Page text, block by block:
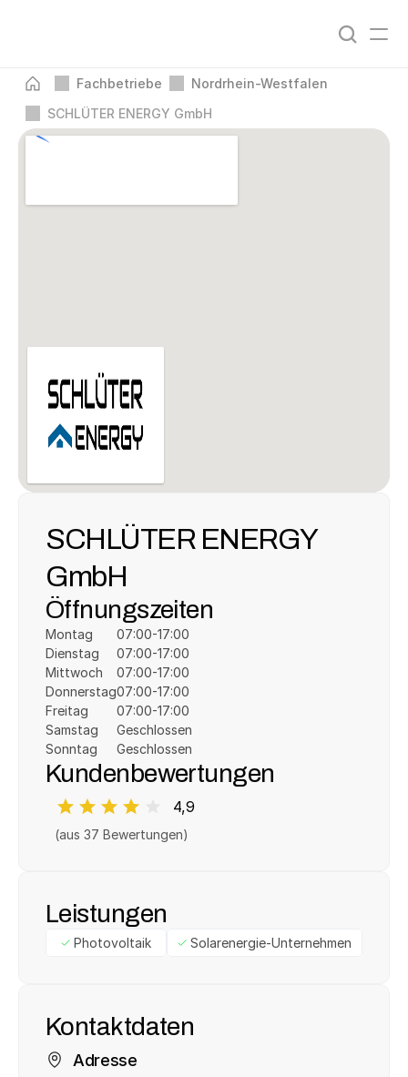
Fachbetriebe
Nordrhein-Westfalen
SCHLÜTER ENERGY GmbH
SCHLÜTER ENERGY
GmbH
Öffnungszeiten
Montag
Dienstag
Mittwoch
Donnerstag
Freitag
Samstag
Sonntag
07:00-17:00
07:00-17:00
07:00-17:00
07:00-17:00
07:00-17:00
Geschlossen
Geschlossen
Kundenbewertungen
4,9
(aus 37 Bewertungen)
Leistungen
Photovoltaik Solarenergie-Unternehmen
Kontaktdaten
Adresse